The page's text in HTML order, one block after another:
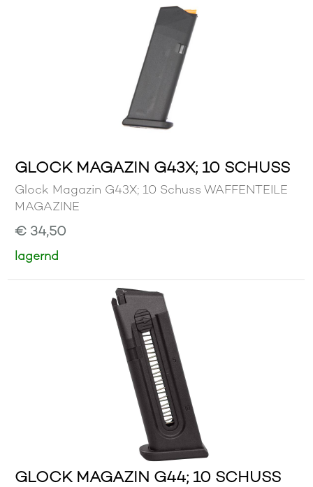
GLOCK MAGAZIN G43X; 10 SCHUSS
Glock Magazin G43X; 10 Schuss WAFFENTEILE
MAGAZINE
€ 34,50
lagernd
GLOCK MAGAZIN G44; 10 SCHUSS